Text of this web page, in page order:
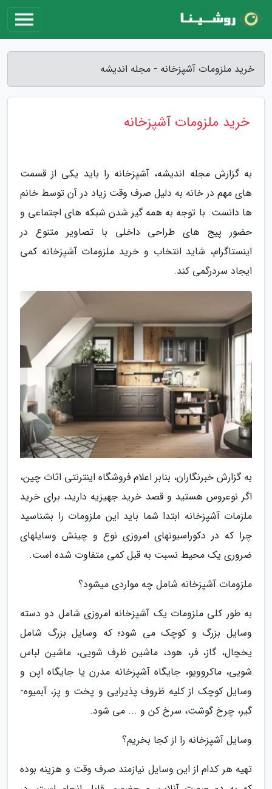
خرید ملزومات آشپزخانه - مجله اندیشه
خرید ملزومات آشپزخانه
به گزارش مجله اندیشه، آشپزخانه را باید یکی از قسمت
های مهم در خانه به دلیل صرف وقت زیاد در آن توسط خانم
ها دانست. با توجه به همه گیر شدن شبکه های اجتماعی و
حضور پیج های طراحی داخلی با تصاویر متنوع در
اینستاگرام، شاید انتخاب و خرید ملزومات آشپزخانه کمی
ایجاد سردرگمی کند.
به گزارش خبرنگاران، بنابر اعلام فروشگاه اینترنتی اثاث چین،
اگر نوعروس هستید و قصد خرید جهیزیه دارید، برای خرید
ملزمات آشپزخانه ابتدا شما باید این ملزومات را بشناسید
چرا که در دکوراسیون­های امروزی نوع و چینش وسایل­های
ضروری یک محیط نسبت به قبل کمی متفاوت شده است.
ملزومات آشپزخانه شامل چه مواردی می­شود؟
به طور کلی ملزومات یک آشپزخانه امروزی شامل دو دسته
وسایل بزرگ و کوچک می شود؛ که وسایل بزرگ شامل
یخچال، گاز، فر، هود، ماشین ظرف شویی، ماشین لباس
شویی، ماکروویو، جایگاه آشپزخانه مدرن یا جایگاه اپن و
وسایل کوچک از کلیه ظروف پذیرایی و پخت و پز، آبمیوه­
گیر، چرخ گوشت، سرخ کن و ... می­ شود.
وسایل آشپزخانه را از کجا بخریم؟
تهیه هر کدام از این وسایل نیازمند صرف وقت و هزینه بوده